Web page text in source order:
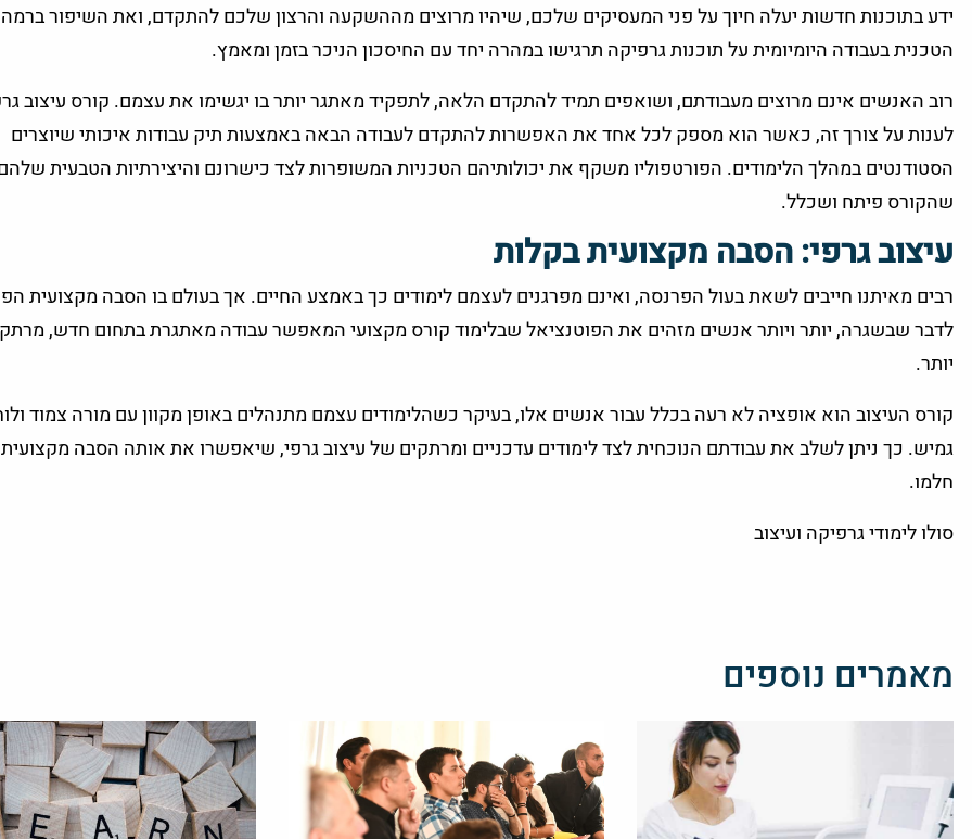
ידע בתוכנות חדשות יעלה חיוך על פני המעסיקים שלכם, שיהיו מרוצים מההשקעה והרצון שלכם להתקדם, ואת השיפור ברמה
הטכנית בעבודה היומיומית על תוכנות גרפיקה תרגישו במהרה יחד עם החיסכון הניכר בזמן ומאמץ.
רוב האנשים אינם מרוצים מעבודתם, ושואפים תמיד להתקדם הלאה, לתפקיד מאתגר יותר בו יגשימו את עצמם. קורס עיצוב
לענות על צורך זה, כאשר הוא מספק לכל אחד את האפשרות להתקדם לעבודה הבאה באמצעות תיק עבודות איכותי שיוצרים
הסטודנטים במהלך הלימודים. הפורטפוליו משקף את יכולותיהם הטכניות המשופרות לצד כישרונם והיצירתיות הטבעית
שהקורס פיתח ושכלל.
עיצוב גרפי: הסבה מקצועית בקלות
רבים מאיתנו חייבים לשאת בעול הפרנסה, ואינם מפרגנים לעצמם לימודים כך באמצע החיים. אך בעולם בו הסבה מקצועית
לדבר שבשגרה, יותר ויותר אנשים מזהים את הפוטנציאל שבלימוד קורס מקצועי המאפשר עבודה מאתגרת בתחום חדש, מרתק
יותר.
קורס העיצוב הוא אופציה לא רעה בכלל עבור אנשים אלו, בעיקר כשהלימודים עצמם מתנהלים באופן מקוון עם מורה צמוד
גמיש. כך ניתן לשלב את עבודתם הנוכחית לצד לימודים עדכניים ומרתקים של עיצוב גרפי, שיאפשרו את אותה הסבה
חלמו.
סולו לימודי גרפיקה ועיצוב
מאמרים נוספים